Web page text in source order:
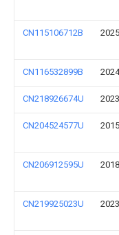
CN115106712B
CN116532899B
CN218926674U
CN204524577U
CN206912595U
CN219925023U